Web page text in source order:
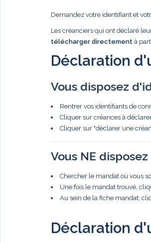
Demandez votre identifiant et
Les créanciers qui ont déclaré
télécharger directement à
Déclaration
Vous disposez
Rentrer vos identifiants de
Cliquer sur créances à
Cliquer sur "déclarer une
Vous NE
Chercher le mandat où vous
Une fois le mandat trouvé,
Au sein de la fiche mandat,
Déclaration